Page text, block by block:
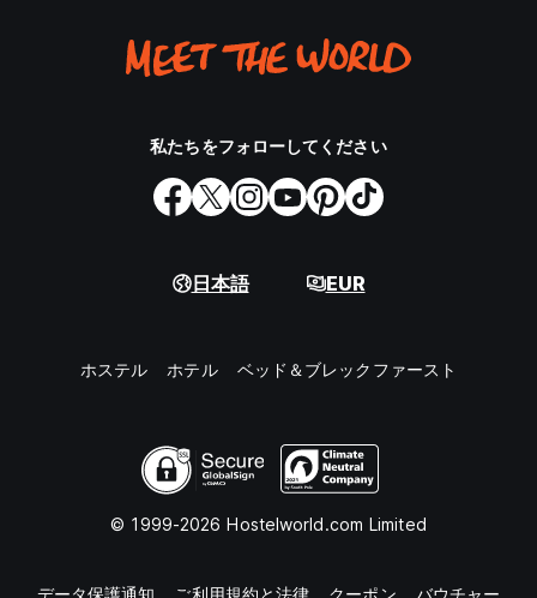
私たちをフォローしてください
日本語 EUR
ホステル ホテル ベッド＆ブレックファースト
© 1999-2026 Hostelworld.com Limited
データ保護通知 ご利用規約と法律 クーポン バウチャー